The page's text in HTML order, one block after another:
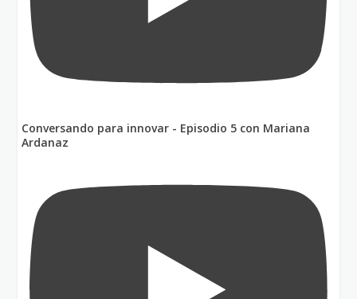
Conversando para innovar - Episodio 5 con Mariana
Ardanaz